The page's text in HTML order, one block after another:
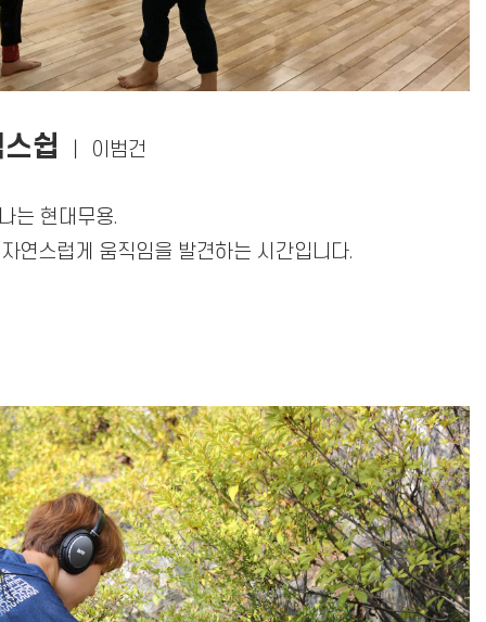
쉽 ｜ 이범건
는 현대무용.
연스럽게 움직임을 발견하는 시간입니다.